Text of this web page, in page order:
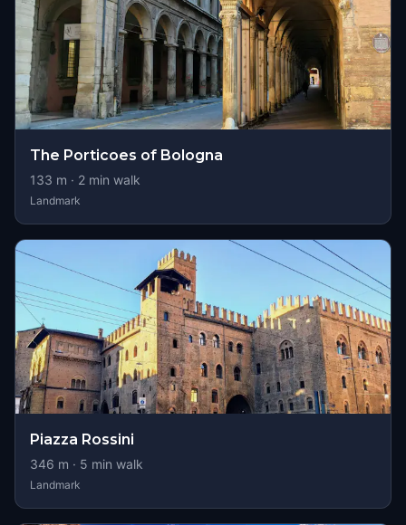
The Porticoes of Bologna
133 m · 2 min walk
Landmark
Piazza Rossini
346 m · 5 min walk
Landmark